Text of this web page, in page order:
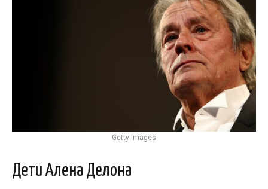
Getty Images
Дети Алена Делона